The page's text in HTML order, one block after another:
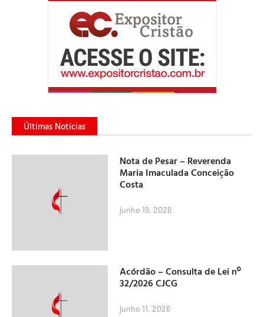
Últimas Notícias
Nota de Pesar – Reverenda
Maria Imaculada Conceição
Costa
junho 19, 2026
Acórdão – Consulta de Lei nº
32/2026 CJCG
junho 11, 2026